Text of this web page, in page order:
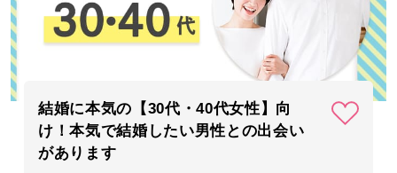
結婚に本気の【30代・40代女性】向
け！本気で結婚したい男性との出会い
があります